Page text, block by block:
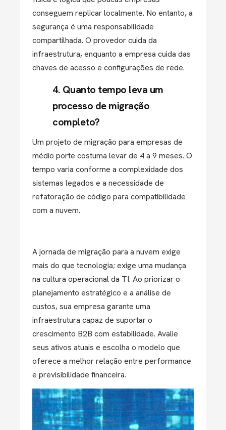
conseguem replicar localmente. No entanto, a
segurança é uma responsabilidade
compartilhada. O provedor cuida da
infraestrutura, enquanto a empresa cuida das
chaves de acesso e configurações de rede.
4. Quanto tempo leva um
processo de migração
completo?
Um projeto de migração para empresas de
médio porte costuma levar de 4 a 9 meses. O
tempo varia conforme a complexidade dos
sistemas legados e a necessidade de
refatoração de código para compatibilidade
com a nuvem.
A jornada de migração para a nuvem exige
mais do que tecnologia; exige uma mudança
na cultura operacional da TI. Ao priorizar o
planejamento estratégico e a análise de
custos, sua empresa garante uma
infraestrutura capaz de suportar o
crescimento B2B com estabilidade. Avalie
seus ativos atuais e escolha o modelo que
oferece a melhor relação entre performance
e previsibilidade financeira.